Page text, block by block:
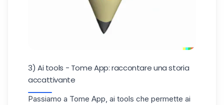
3) Ai tools - Tome App: raccontare una storia
accattivante
Passiamo a Tome App, ai tools che permette ai